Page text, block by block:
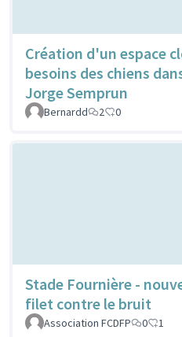
Création d'un espace
besoins des chiens
Jorge Semprun
Bernardd 2 0
Stade Fournière -
filet contre le bruit
Association FCDFP
0 1